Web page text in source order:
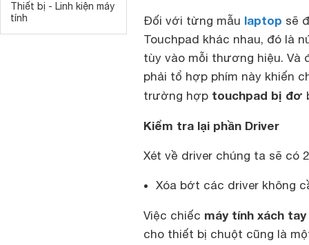
Thiết bị - Linh kiện máy
tính
Đối với từng mẫu laptop sẽ
Touchpad khác nhau, đó là
tùy vào mỗi thương hiệu. Và
phải tổ hợp phím này khiến
trường hợp touchpad bị đơ
Kiểm tra lại phần Driver
Xét về driver chúng ta sẽ có
Xóa bớt các driver không
Việc chiếc máy tính xách tay
cho thiết bị chuột cũng là